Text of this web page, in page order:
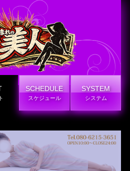
SCHEDULE
スケジュール
SYSTEM
システム